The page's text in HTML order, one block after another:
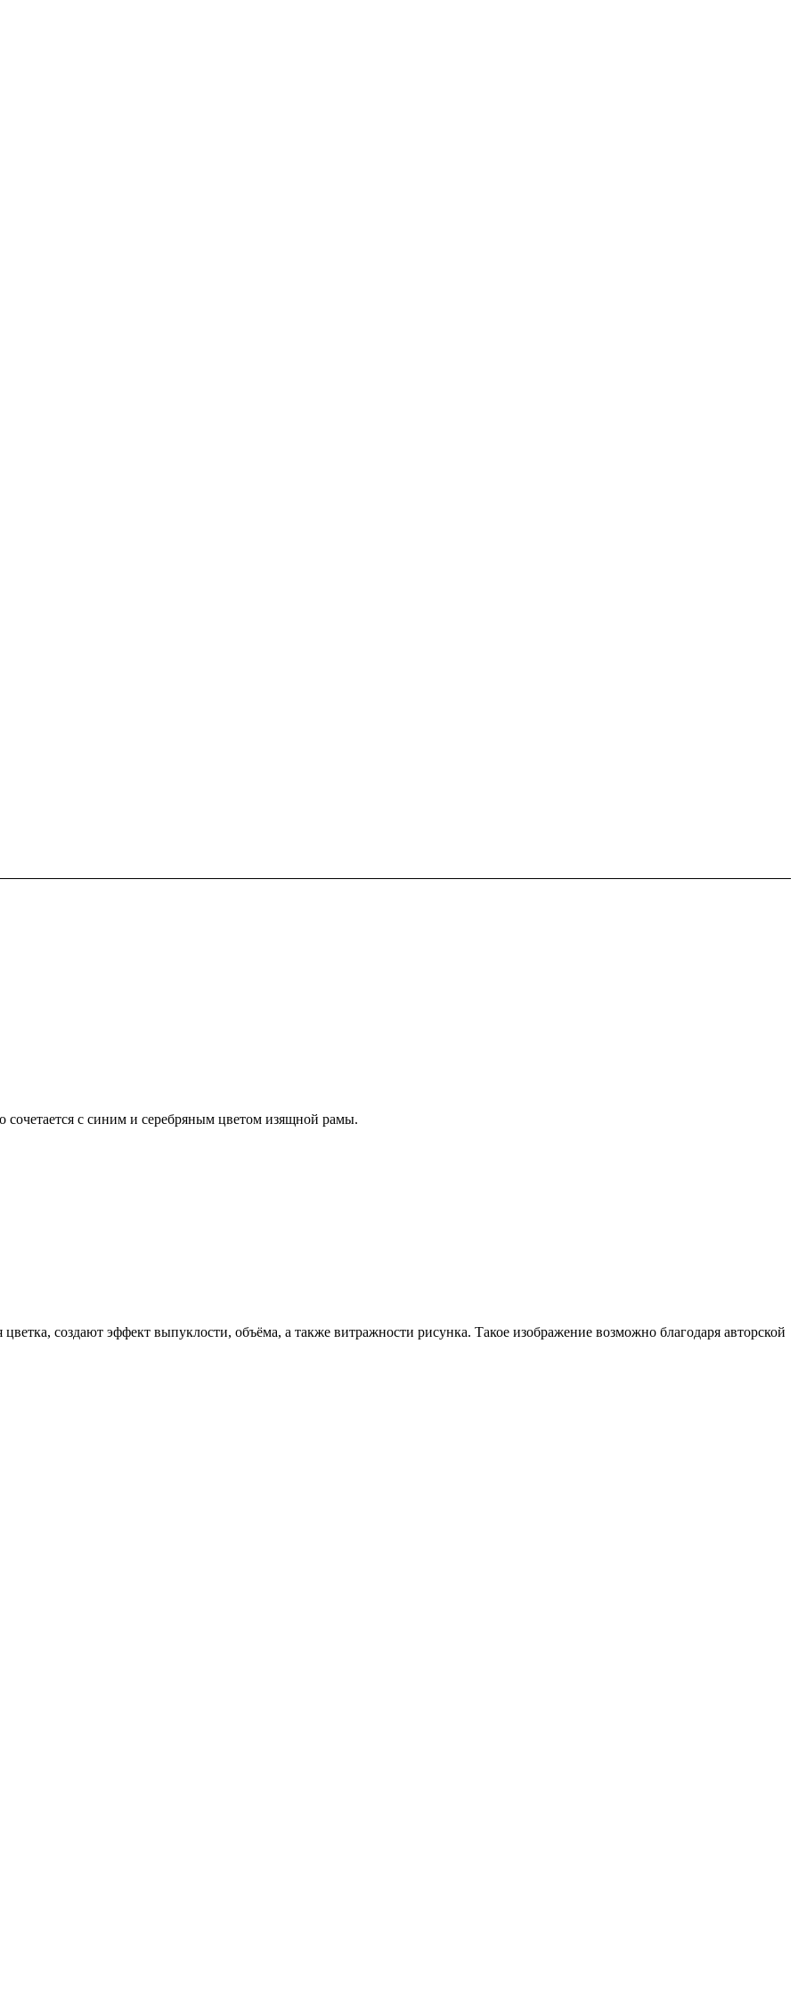
с синим и серебряным цветом изящной рамы.
создают эффект выпуклости, объёма, а также витражности рисунка. Такое изображение возможно благодаря авторской